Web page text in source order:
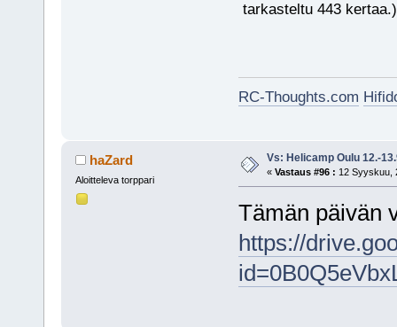
tarkasteltu 443 kertaa.)
RC-Thoughts.com
haZard
Aloitteleva torppari
Vs: Helicamp Oulu 12.-
« Vastaus #96 : 12 Syyskuu,
Tämän päivän
https://